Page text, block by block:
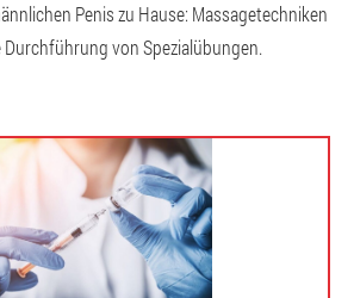
Penis zu Hause: Massagetechniken
von Spezialübungen.